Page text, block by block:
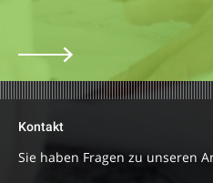
Kontakt
Sie haben Fragen zu unseren